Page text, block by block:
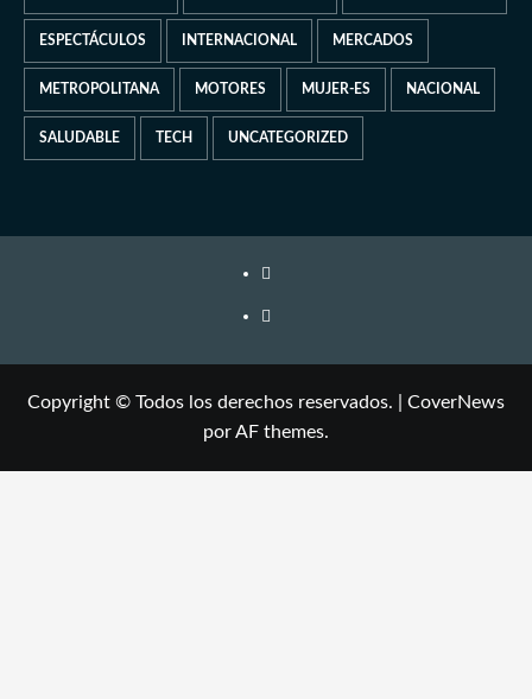
ESPECTÁCULOS INTERNACIONAL MERCADOS
METROPOLITANA MOTORES MUJER-ES NACIONAL
SALUDABLE TECH UNCATEGORIZED
Copyright © Todos los derechos reservados.
CoverNews
por AF themes.